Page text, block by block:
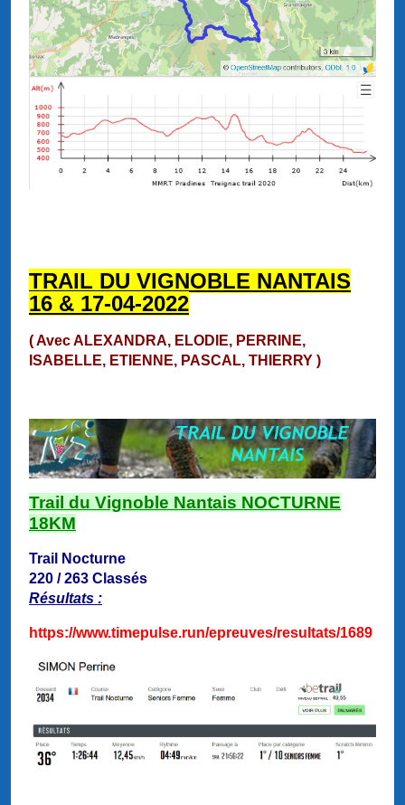
TRAIL DU VIGNOBLE NANTAIS
16 & 17-04-2022
( Avec ALEXANDRA, ELODIE, PERRINE,
ISABELLE, ETIENNE, PASCAL, THIERRY )
Trail du Vignoble Nantais NOCTURNE
18KM
Trail Nocturne
220 / 263 Classés
Résultats :
https://www.timepulse.run/epreuves/resultats/1689